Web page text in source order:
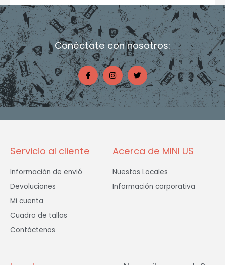
Conéctate con nosotros:
F
a
c
e
b
o
o
I
n
s
t
a
g
r
T
w
i
t
t
e
Servicio al cliente
Información de envió
Devoluciones
Mi cuenta
Cuadro de tallas
Contáctenos
Acerca de MINI US
Nuestos Locales
Información corporativa